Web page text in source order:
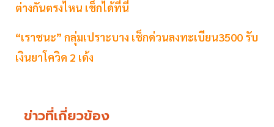
ต่างกันตรงไหน เช็กได้ที่นี่
“เราชนะ” กลุ่มเปราะบาง เช็กด่วนลงทะเบียน3500 รับ
เงินยาโควิด 2 เด้ง
ข่าวที่เกี่ยวข้อง